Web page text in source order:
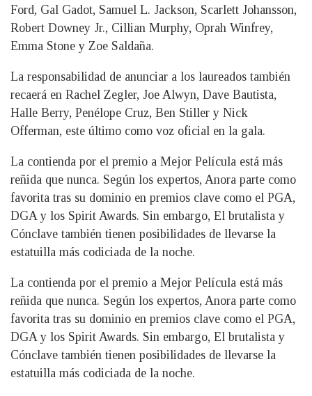
Ford, Gal Gadot, Samuel L. Jackson, Scarlett Johansson,
Robert Downey Jr., Cillian Murphy, Oprah Winfrey,
Emma Stone y Zoe Saldaña.
La responsabilidad de anunciar a los laureados también
recaerá en Rachel Zegler, Joe Alwyn, Dave Bautista,
Halle Berry, Penélope Cruz, Ben Stiller y Nick
Offerman, este último como voz oficial en la gala.
La contienda por el premio a Mejor Película está más
reñida que nunca. Según los expertos, Anora parte como
favorita tras su dominio en premios clave como el PGA,
DGA y los Spirit Awards. Sin embargo, El brutalista y
Cónclave también tienen posibilidades de llevarse la
estatuilla más codiciada de la noche.
La contienda por el premio a Mejor Película está más
reñida que nunca. Según los expertos, Anora parte como
favorita tras su dominio en premios clave como el PGA,
DGA y los Spirit Awards. Sin embargo, El brutalista y
Cónclave también tienen posibilidades de llevarse la
estatuilla más codiciada de la noche.